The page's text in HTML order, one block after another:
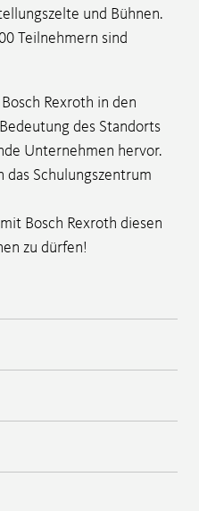
und Bühnen.
Teilnehmern sind
Rexroth in den
des Standorts
Unternehmen hervor.
das Schulungszentrum
Bosch Rexroth diesen
zu dürfen!